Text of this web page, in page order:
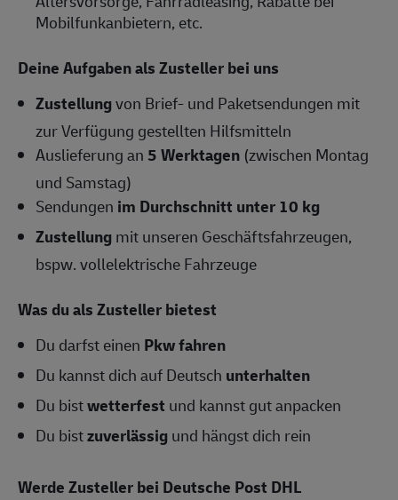
Mobilfunkanbietern, etc.
Deine Aufgaben alsZustellerbei uns
Zustellungvon Brief- und Paketsendungen mit
zur Verfügung gestellten Hilfsmitteln
Auslieferung an5 Werktagen (zwischen Montag
und Samstag)
Sendungen im Durchschnitt unter 10 kg
Zustellungmit unseren Geschäftsfahrzeugen,
bspw. vollelektrische Fahrzeuge
Was du als Zusteller bietest
Du darfst einen Pkw fahren
Du kannst dich auf Deutsch unterhalten
Du bistwetterfest und kannst gut anpacken
Du bistzuverlässigund hängst dich rein
WerdeZustellerbei Deutsche Post DHL